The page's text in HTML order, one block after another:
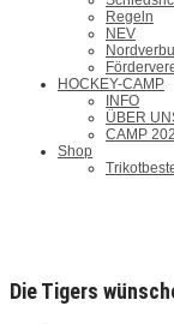
Regeln
NEV
HOCKEY-CAMP
INFO
ÜBER
CAMP
Shop
Die Tigers